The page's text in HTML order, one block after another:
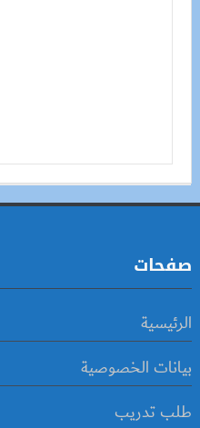
صفحات
الرئيسية
بيانات الخصوصية
طلب تدريب